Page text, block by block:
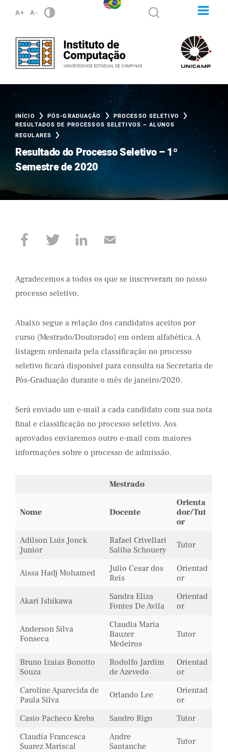
A+ A-
INÍCIO PÓS-GRADUAÇÃO
PROCESSO SELETIVO
RESULTADOS DE PROCESSOS SELETIVOS – ALUNOS
REGULARES
Resultado do Processo Seletivo – 1º
Semestre de 2020
Agradecemos a todos os que se inscreveram no nosso
processo seletivo.
Abaixo segue a relação dos candidatos aceitos por
curso (Mestrado/Doutorado) em ordem alfabética. A
listagem ordenada pela classificação no processo
seletivo ficará disponível para consulta na Secretaria de
Pós-Graduação durante o mês de janeiro/2020.
Será enviado um e-mail a cada candidato com sua nota
final e classificação no processo seletivo. Aos
aprovados enviaremos outro e-mail com maiores
informações sobre o processo de admissão.
Mestrado
Nome Docente
Orienta
dor/Tut
or
Adilson Luis Jonck
Junior
Rafael Crivellari
Saliba Schouery
Tutor
Aissa Hadj Mohamed
Julio Cesar dos
Reis
Orientad
or
Akari Ishikawa
Sandra Eliza
Fontes De Avila
Orientad
or
Anderson Silva
Fonseca
Claudia Maria
Bauzer
Medeiros
Tutor
Bruno Izaias Bonotto
Souza
Rodolfo Jardim
de Azevedo
Orientad
or
Caroline Aparecida de
Paula Silva
Orlando Lee
Orientad
or
Casio Pacheco Krebs
Sandro Rigo
Tutor
Claudia Francesca
Suarez Mariscal
Andre
Santanche
Tutor